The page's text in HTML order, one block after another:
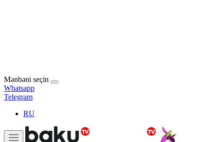
Mənbəni seçin
Whatsapp
Telegram
RU